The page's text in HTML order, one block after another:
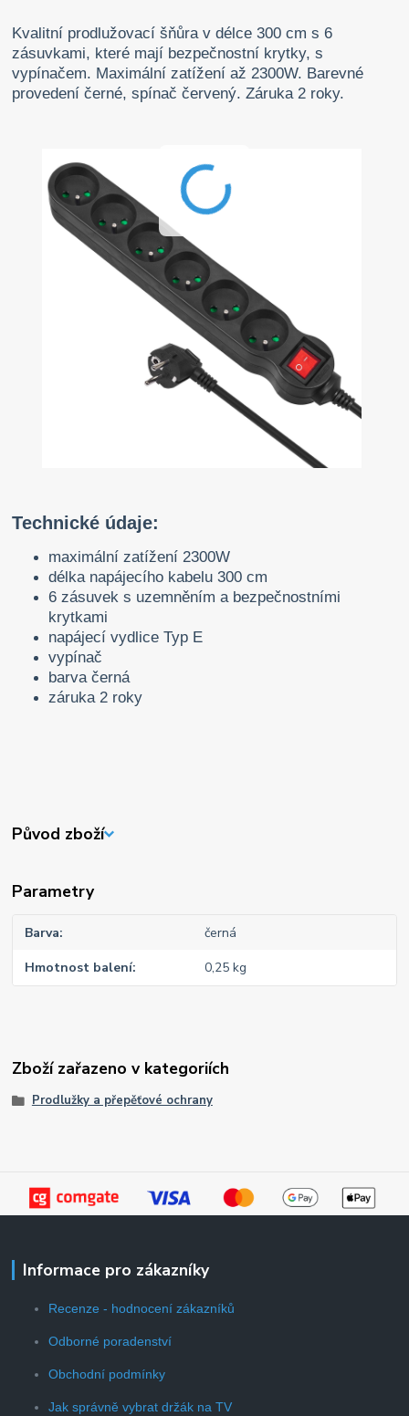
Kvalitní prodlužovací šňůra v délce 300 cm s 6
zásuvkami, které mají bezpečnostní krytky, s
vypínačem. Maximální zatížení až 2300W. Barevné
provedení černé, spínač červený. Záruka 2 roky.
Technické údaje:
maximální zatížení 2300W
délka napájecího kabelu 300 cm
6 zásuvek s uzemněním a bezpečnostními
krytkami
napájecí vydlice Typ E
vypínač
barva černá
záruka 2 roky
Původ zboží
Parametry
Barva černá
Hmotnost balení 0,25 kg
Zboží zařazeno v kategoriích
Prodlužky a přepěťové ochrany
Informace pro zákazníky
Recenze - hodnocení zákazníků
Odborné poradenství
Obchodní podmínky
Jak správně vybrat držák na TV